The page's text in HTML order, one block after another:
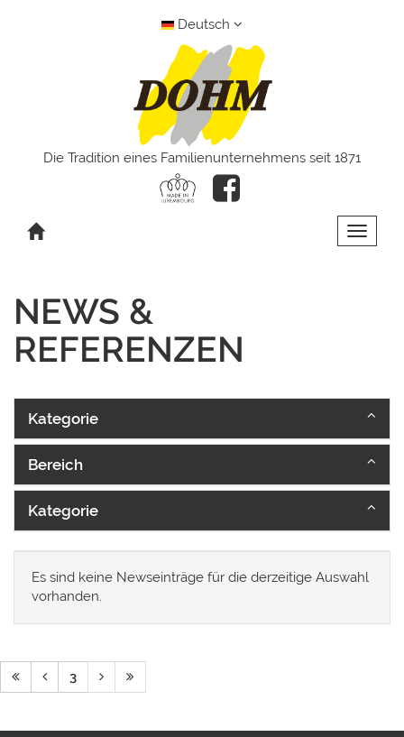
Deutsch
Die Tradition eines Familienunternehmens seit 1871
Toggle
NEWS &
REFERENZEN
Kategorie
Bereich
Kategorie
Es sind keine Newseinträge für die derzeitige Auswahl
vorhanden.
3